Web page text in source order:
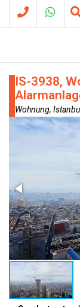
IS-3938,
Wohnung,